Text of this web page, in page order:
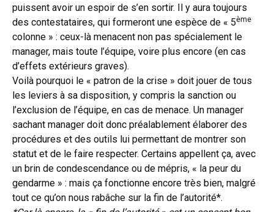
puissent avoir un espoir de s’en sortir. Il y aura toujours
des contestataires, qui formeront une espèce de « 5ème
colonne » : ceux-là menacent non pas spécialement le
manager, mais toute l’équipe, voire plus encore (en cas
d’effets extérieurs graves).
Voilà pourquoi le « patron de la crise » doit jouer de tous
les leviers à sa disposition, y compris la sanction ou
l’exclusion de l’équipe, en cas de menace. Un manager
sachant manager doit donc préalablement élaborer des
procédures et des outils lui permettant de montrer son
statut et de le faire respecter. Certains appellent ça, avec
un brin de condescendance ou de mépris, « la peur du
gendarme » : mais ça fonctionne encore très bien, malgré
tout ce qu’on nous rabâche sur la fin de l’autorité*.